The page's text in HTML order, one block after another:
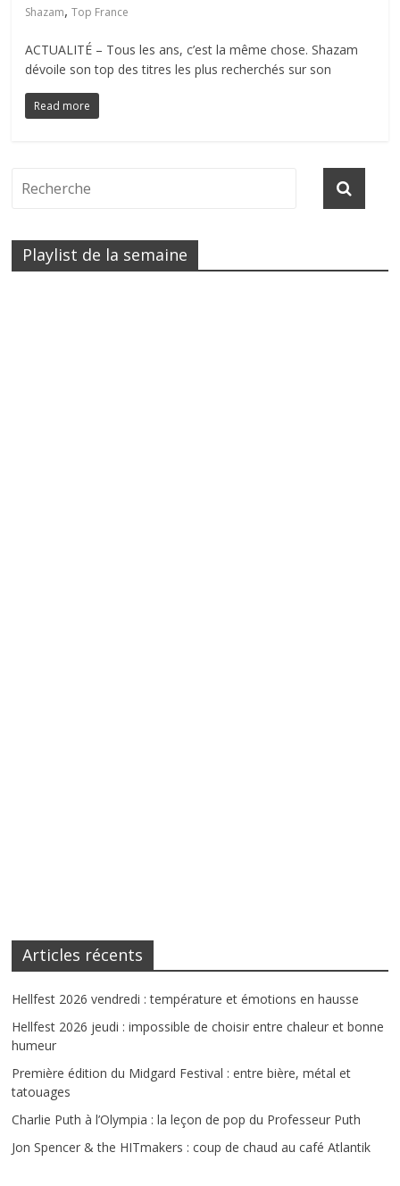
Shazam,Top France
ACTUALITÉ – Tous les ans, c’est la même chose. Shazam
dévoile son top des titres les plus recherchés sur son
Read more
Playlist de la semaine
Articles récents
Hellfest 2026 vendredi : température et émotions en hausse
Hellfest 2026 jeudi : impossible de choisir entre chaleur et bonne
humeur
Première édition du Midgard Festival : entre bière, métal et
tatouages
Charlie Puth à l’Olympia : la leçon de pop du Professeur Puth
Jon Spencer & the HITmakers : coup de chaud au café Atlantik